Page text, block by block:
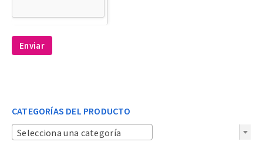
Enviar
CATEGORÍAS DEL PRODUCTO
Selecciona una categoría